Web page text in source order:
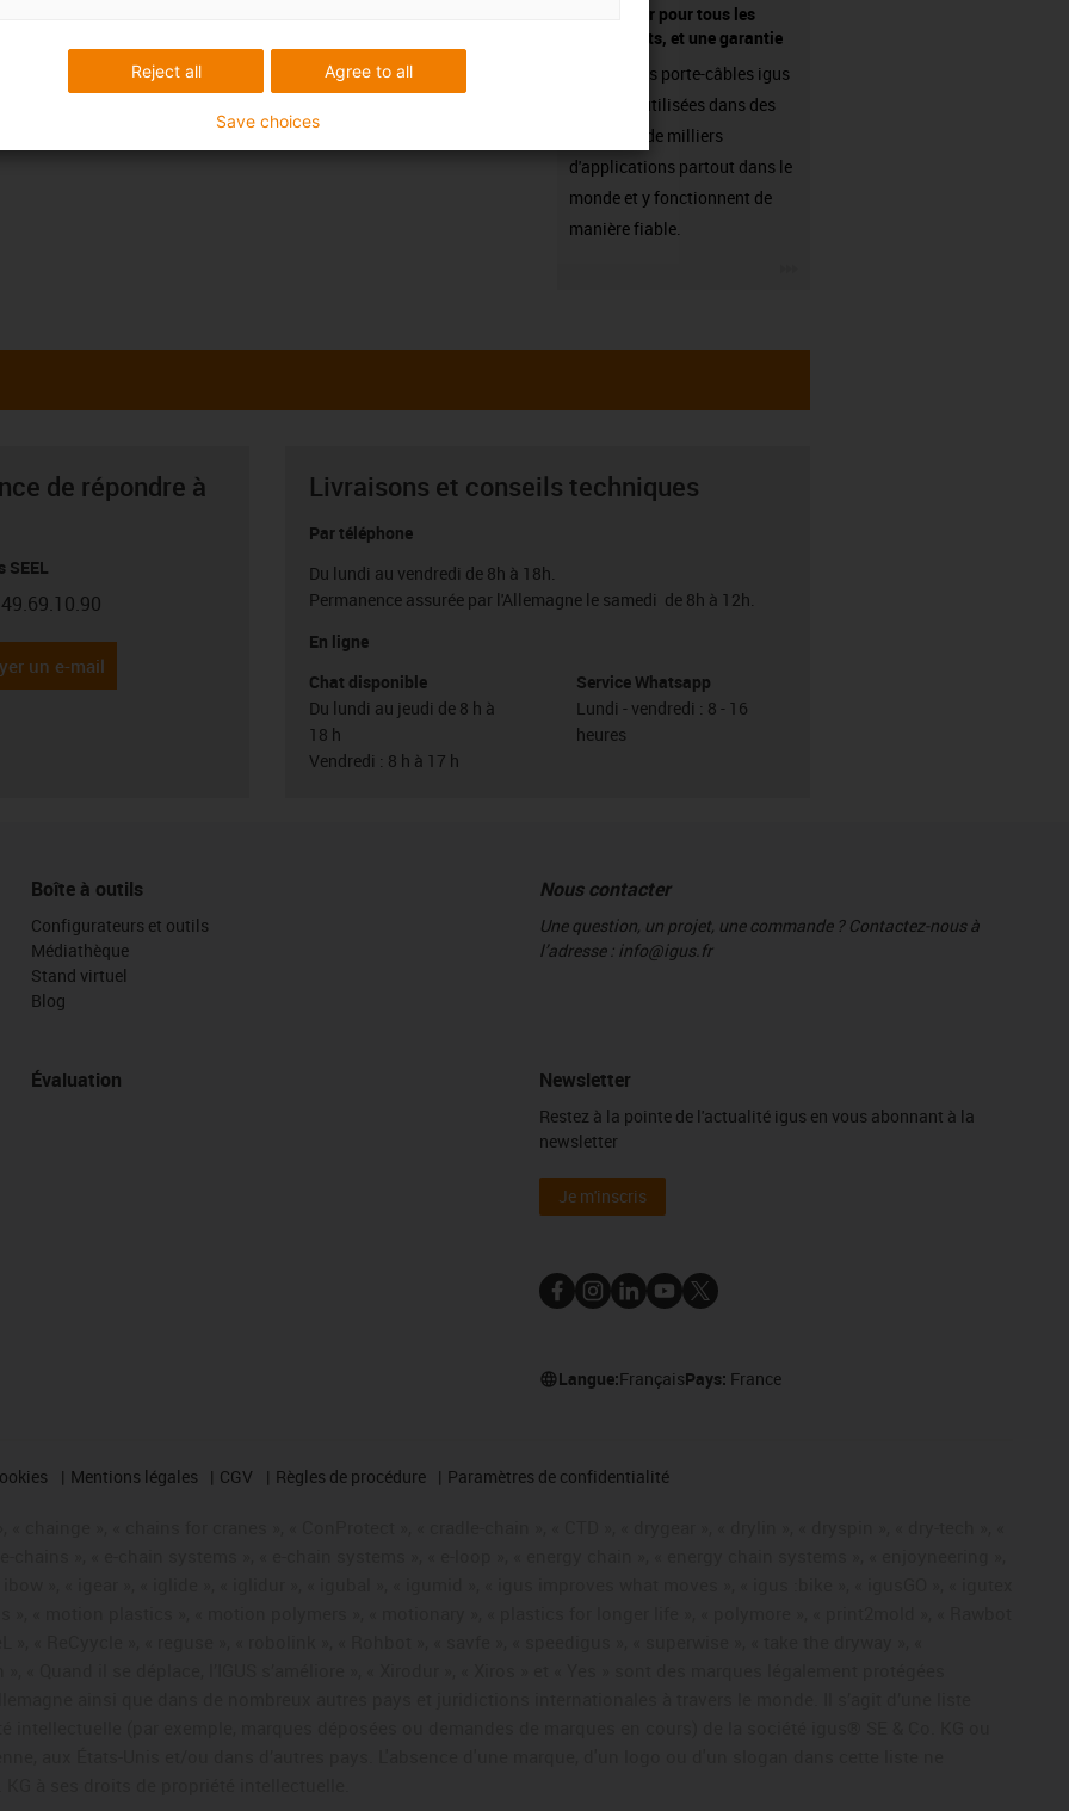
fournisseur pour tous les
composants, et une garantie
Les chaînes porte-câbles igus
sont déjà utilisées dans des
centaines de milliers
d'applications partout dans le
monde et y fonctionnent de
manière fiable.
de répondre à
SEEL
phone
un e-mail
Livraisons et conseils techniques
Par téléphone
Du lundi au vendredi de 8h à 18h.
Permanence assurée par l'Allemagne le samedi de 8h à 12h.
En ligne
Chat disponible
Du lundi au jeudi de 8 h à
18 h
Vendredi : 8 h à 17 h
Service Whatsapp
Lundi - vendredi : 8 - 16
heures
Boîte à outils
Configurateurs et outils
Médiathèque
Stand virtuel
Blog
Évaluation
Nous contacter
Une question, un projet, une commande ? Contactez-nous à
l’adresse : info@igus.fr
Newsletter
Restez à la pointe de l'actualité igus en vous abonnant à la
newsletter
Je m'inscris
Langue:FrançaisPays: France
Mentions légales CGV Règles de procédure Paramètres de confidentialité
Agree to all
Reject all
Save choices